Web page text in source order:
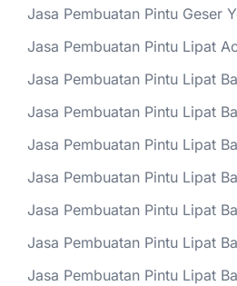
Jasa Pembuatan Pintu Geser
Jasa Pembuatan Pintu Lipat
Jasa Pembuatan Pintu Lipat
Jasa Pembuatan Pintu Lipat
Jasa Pembuatan Pintu Lipat
Jasa Pembuatan Pintu Lipat
Jasa Pembuatan Pintu Lipat
Jasa Pembuatan Pintu Lipat
Jasa Pembuatan Pintu Lipat